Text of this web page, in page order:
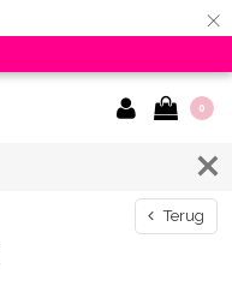
×
0
Terug